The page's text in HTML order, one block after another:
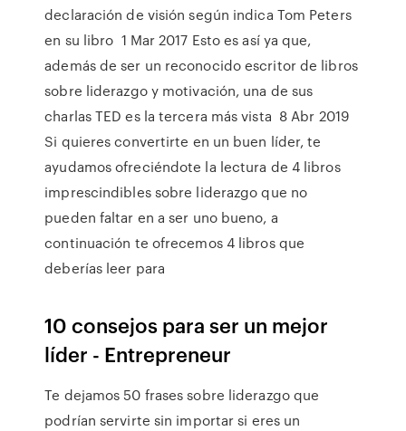
declaración de visión según indica Tom Peters
en su libro 1 Mar 2017 Esto es así ya que,
además de ser un reconocido escritor de libros
sobre liderazgo y motivación, una de sus
charlas TED es la tercera más vista 8 Abr 2019
Si quieres convertirte en un buen líder, te
ayudamos ofreciéndote la lectura de 4 libros
imprescindibles sobre liderazgo que no
pueden faltar en a ser uno bueno, a
continuación te ofrecemos 4 libros que
deberías leer para
10 consejos para ser un mejor
líder - Entrepreneur
Te dejamos 50 frases sobre liderazgo que
podrían servirte sin importar si eres un